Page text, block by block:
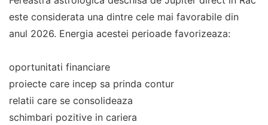
este considerata una dintre cele mai favorabile din
anul 2026. Energia acestei perioade favorizeaza:
oportunitati financiare
proiecte care incep sa prinda contur
relatii care se consolideaza
schimbari pozitive in cariera